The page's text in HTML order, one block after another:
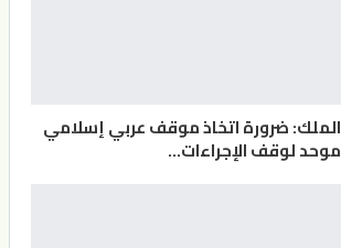
الملك: ضرورة اتخاذ موقف عربي إسلامي
موحد لوقف الإجراءات…